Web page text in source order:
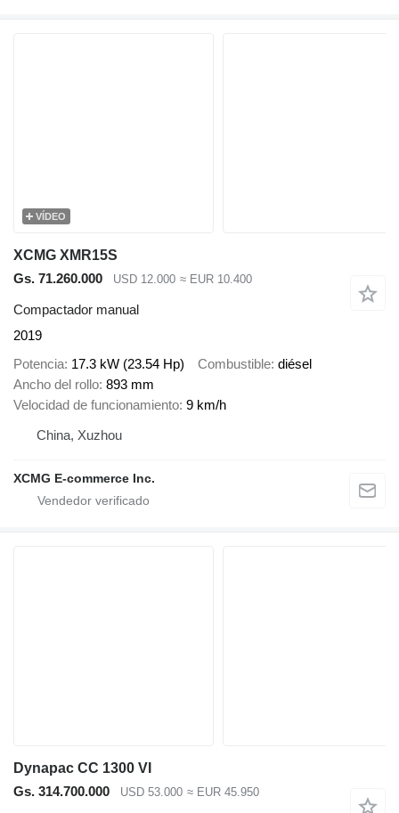
VÍDEO
XCMG XMR15S
Gs. 71.260.000
USD 12.000 ≈ EUR 10.400
Compactador manual
2019
Potencia 17.3 kW (23.54 Hp) Combustible diésel
Ancho del rollo 893 mm
Velocidad de funcionamiento 9 km/h
China, Xuzhou
XCMG E-commerce Inc.
Dynapac CC 1300 VI
Gs. 314.700.000
USD 53.000 ≈ EUR 45.950